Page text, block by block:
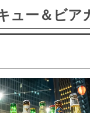
ュー＆ビア